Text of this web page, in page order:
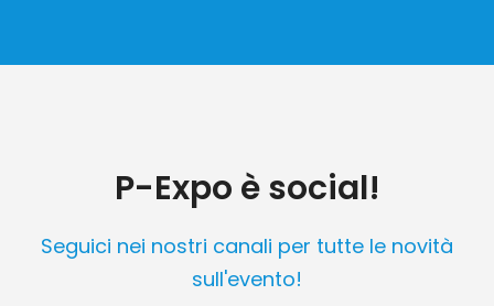
P-Expo è social!
Seguici nei nostri canali per tutte le novità
sull'evento!